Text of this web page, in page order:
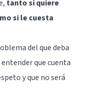
tanto si quiere
si le cuesta
del que deba
que cuenta
y que no será